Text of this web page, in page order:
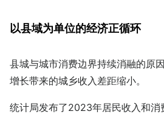
以县域为单位的经济正循环
县城与城市消费边界持续消融的原
增长带来的城乡收入差距缩小。
统计局发布了2023年居民收入和消